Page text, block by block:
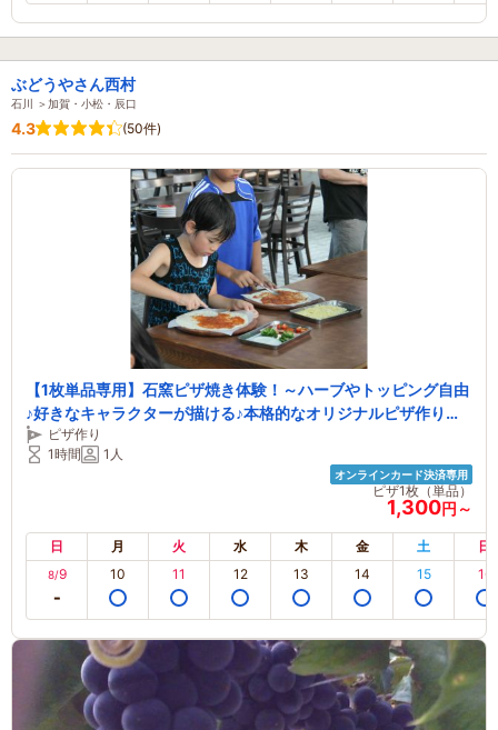
ぶどうやさん西村
石川 ＞加賀・小松・辰口
4.3 (50件)
【1枚単品専用】石窯ピザ焼き体験！～ハーブやトッピング自由
♪好きなキャラクターが描ける♪本格的なオリジナルピザ作り！
ぶどうの木のサンシェード下でゆっくり過ごして下さい♪遊具ゾ
ーン有！ファミリーおすすめ
ピザ作り
1時間
1人
オンラインカード決済専用
ピザ1枚（単品）
1,300円～
日 月 火 水 木 金 土 日
8/9 10 11 12 13 14 15 16